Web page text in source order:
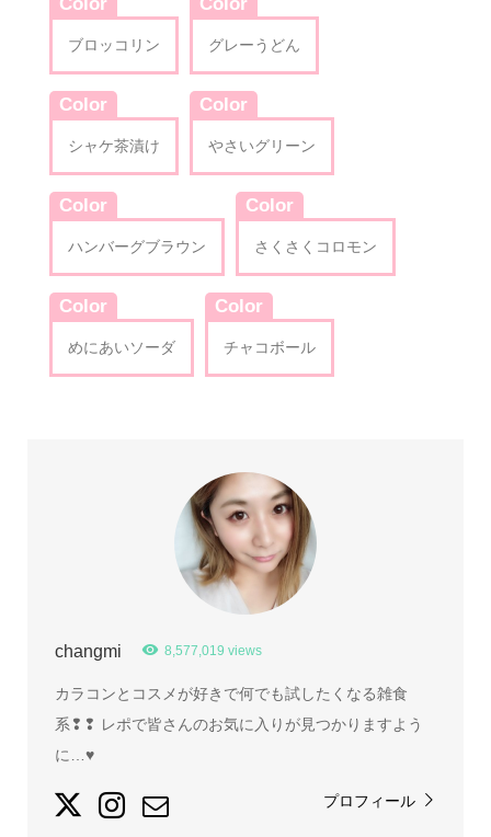
ブロッコリン グレーうどん
Color
シャケ茶漬け
Color
やさいグリーン
Color
ハンバーグブラウン
Color
さくさくコロモン
Color
めにあいソーダ
Color
チャコボール
changmi 8,577,019 views
カラコンとコスメが好きで何でも試したくなる雑食
系❢❢ レポで皆さんのお気に入りが見つかりますよう
に…♥
プロフィール